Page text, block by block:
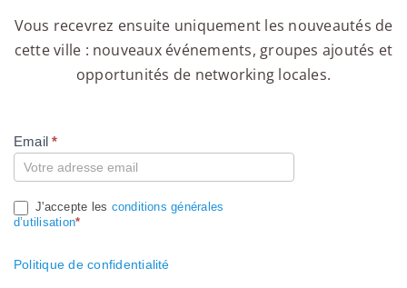
Vous recevrez ensuite uniquement les nouveautés de
cette ville : nouveaux événements, groupes ajoutés et
opportunités de networking locales.
Compte
Email*
J'accepte les conditions générales
d’utilisation*
Politique de confidentialité